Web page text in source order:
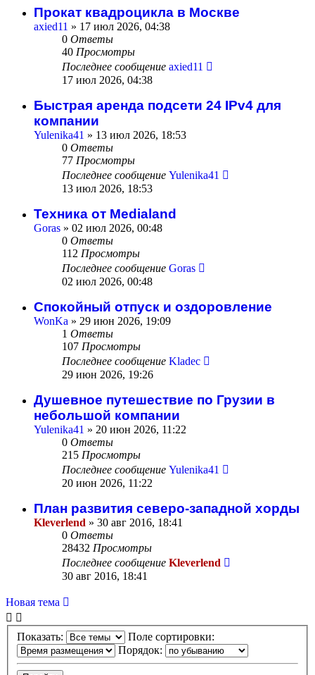
Прокат квадроцикла в Москве
axied11 » 17 июл 2026, 04:38
0 Ответы
40 Просмотры
Последнее сообщение axied11
17 июл 2026, 04:38
Быстрая аренда подсети 24 IPv4 для
компании
Yulenika41 » 13 июл 2026, 18:53
0 Ответы
77 Просмотры
Последнее сообщение Yulenika41
13 июл 2026, 18:53
Техника от Medialand
Goras » 02 июл 2026, 00:48
0 Ответы
112 Просмотры
Последнее сообщение Goras
02 июл 2026, 00:48
Спокойный отпуск и оздоровление
WonKa » 29 июн 2026, 19:09
1 Ответы
107 Просмотры
Последнее сообщение Kladec
29 июн 2026, 19:26
Душевное путешествие по Грузии в
небольшой компании
Yulenika41 » 20 июн 2026, 11:22
0 Ответы
215 Просмотры
Последнее сообщение Yulenika41
20 июн 2026, 11:22
План развития северо-западной хорды
Kleverlend » 30 авг 2016, 18:41
0 Ответы
28432 Просмотры
Последнее сообщение Kleverlend
30 авг 2016, 18:41
Новая тема
Показать:
Поле сортировки:
Порядок: